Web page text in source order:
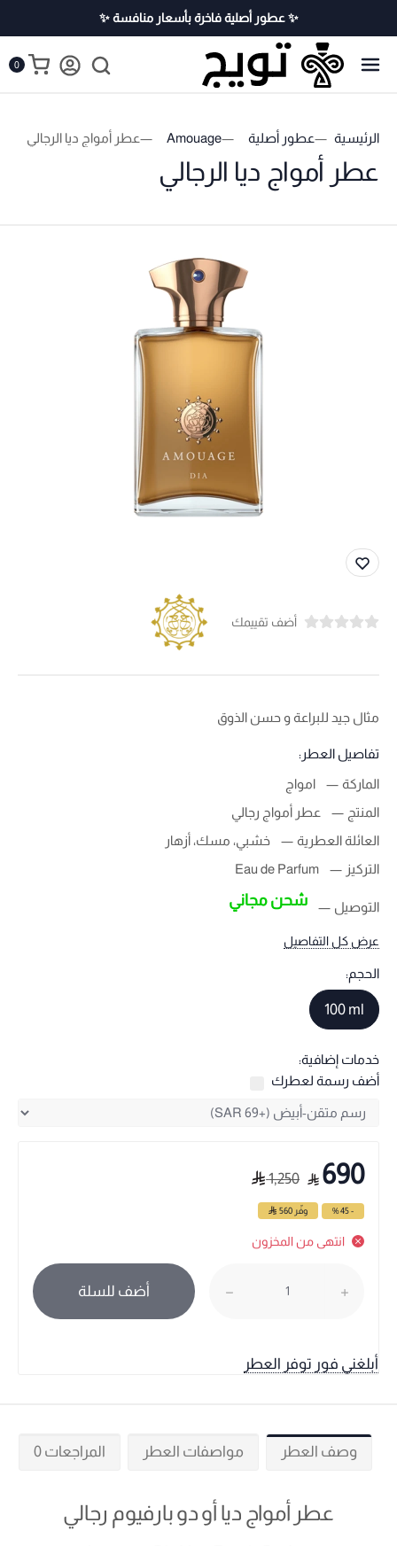
✨ عطور أصلية فاخرة بأسعار منافسة ✨
0
الرئيسية عطور أصلية Amouage عطر أمواج ديا الرجالي
عطر أمواج ديا الرجالي
أضف تقييمك
مثال جيد للبراعة و حسن الذوق
تفاصيل العطر:
الماركة
امواج
المنتج
عطر أمواج رجالي
العائلة العطرية
خشبي، مسك، أزهار
التركيز
Eau de Parfum
التوصيل شحن مجاني
عرض كل التفاصيل
الحجم:
100 ml
خدمات إضافية:
أضف رسمة لعطرك
690
1,250
- 45 % وفّر 560
انتهى من المخزون
أضف للسلة
أبلغني فور توفر العطر
وصف العطر مواصفات العطر المراجعات 0
عطر أمواج ديا أو دو بارفيوم رجالي